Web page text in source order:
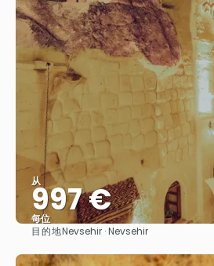
从
997 €
每位
目的地Nevsehir · Nevsehir